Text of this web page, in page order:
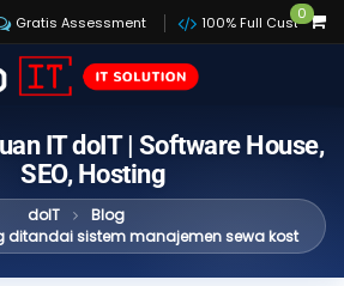
Gratis Assessment 100% Full Custom
0
IT doIT | Software House,
SEO, Hosting
doIT
Blog
ditandai sistem manajemen sewa kost